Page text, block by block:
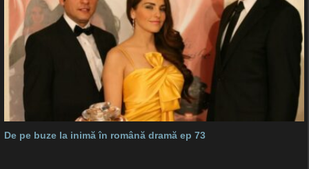
De pe buze la inimă în română dramă ep 73